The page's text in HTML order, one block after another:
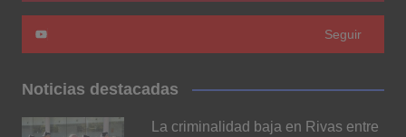
Seguir
Noticias destacadas
La criminalidad baja en Rivas entre